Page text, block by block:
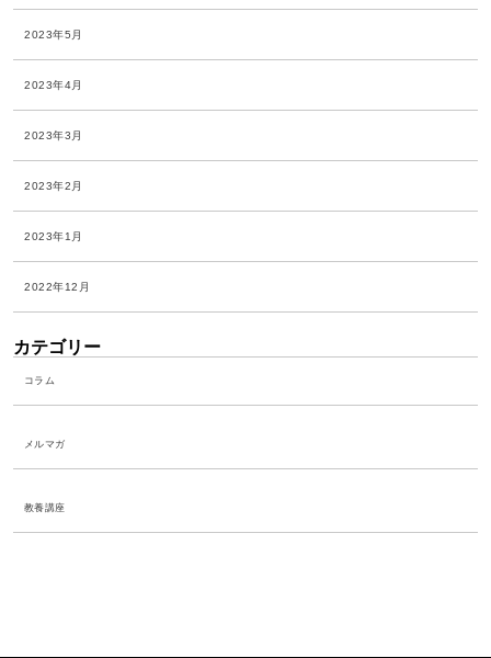
2023年5月
2023年4月
2023年3月
2023年2月
2023年1月
2022年12月
カテゴリー
コラム
メルマガ
教養講座